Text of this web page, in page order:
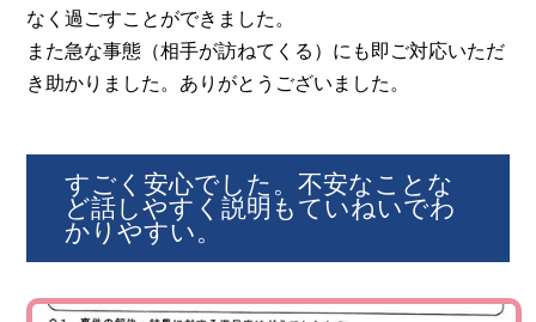
なく過ごすことができました。
また急な事態（相手が訪ねてくる）にも即ご対応いただ
き助かりました。ありがとうございました。
すごく安心でした。不安なことな
ど話しやすく説明もていねいでわ
かりやすい。